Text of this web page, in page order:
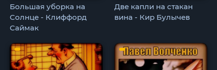
Большая уборка на
Солнце - Клиффорд
Саймак
Две капли на стакан
вина - Кир Булычев